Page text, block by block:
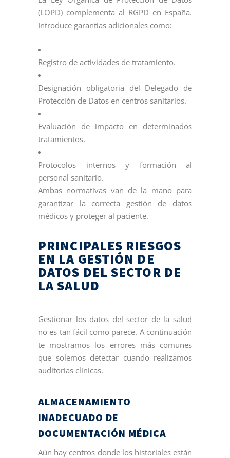
(LOPD) complementa al RGPD en España.
Introduce garantías adicionales como:
Registro de actividades de tratamiento.
Designación obligatoria del Delegado de
Protección de Datos en centros sanitarios.
Evaluación de impacto en determinados
tratamientos.
Protocolos internos y formación al
personal sanitario.
Ambas normativas van de la mano para
garantizar la correcta gestión de datos
médicos y proteger al paciente.
PRINCIPALES RIESGOS
EN LA GESTIÓN DE
DATOS DEL SECTOR DE
LA SALUD
Gestionar los datos del sector de la salud
no es tan fácil como parece. A continuación
te mostramos los errores más comunes
que solemos detectar cuando realizamos
auditorías clínicas.
ALMACENAMIENTO
INADECUADO DE
DOCUMENTACIÓN MÉDICA
Aún hay centros donde los historiales están